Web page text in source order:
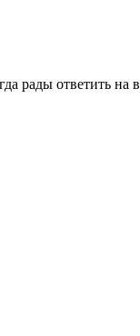
рады ответить на